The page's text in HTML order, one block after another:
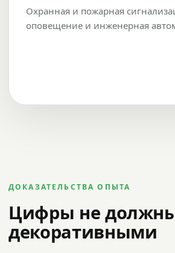
Охранная и пожарная
оповещение и инженерная
ДОКАЗАТЕЛЬСТВА ОПЫТА
Цифры не
декоративными